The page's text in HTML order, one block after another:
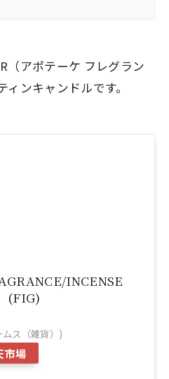
（アポテーケ フレグラン
ンキャンドルです。
INCENSE
(FIG)
ス（雑貨）)
市場